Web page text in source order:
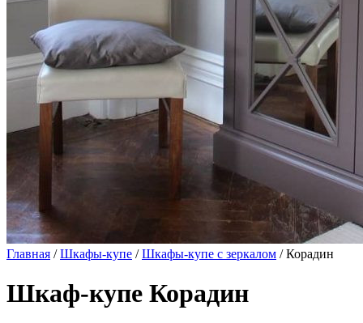
Главная /Шкафы-купе /Шкафы-купе с зеркалом / Корадин
Шкаф-купе Корадин